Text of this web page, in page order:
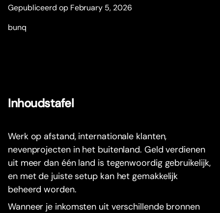
Gepubliceerd op February 5, 2026
bunq
Inhoudstafel
Werk op afstand, internationale klanten,
nevenprojecten in het buitenland. Geld verdienen
uit meer dan één land is tegenwoordig gebruikelijk,
en met de juiste setup kan het gemakkelijk
beheerd worden.
Wanneer je inkomsten uit verschillende bronnen